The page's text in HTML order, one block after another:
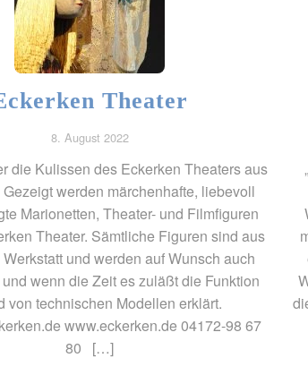
Theater
8. August 2022
die Kulissen des Eckerken Theaters aus
werden märchenhafte, liebevoll
Marionetten, Theater- und Filmfiguren
Theater. Sämtliche Figuren sind aus
und werden auf Wunsch auch
wenn die Zeit es zuläßt die Funktion
von technischen Modellen erklärt.
www.eckerken.de 04172-98 67
80 […]